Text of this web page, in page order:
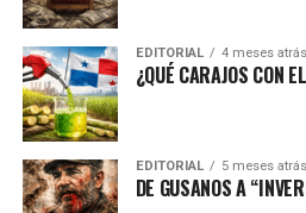
EDITORIAL 4 meses atrás
¿QUÉ CARAJOS CON
EDITORIAL 5 meses atrás
DE GUSANOS A